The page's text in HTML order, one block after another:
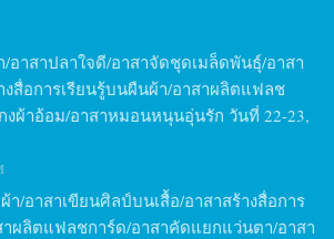
อาสาปลาใจดี/อาสาจัดชุดเมล็ดพันธุ์/อาสา
สื่อการเรียนรู้บนผืนผ้า/อาสาผลิตแฟลช
งผ้าอ้อม/อาสาหมอนหนุนอุ่นรัก วันที่ 22-23,
า/อาสาเขียนศิลป์บนเสื้อ/อาสาสร้างสื่อการ
าผลิตแฟลชการ์ด/อาสาคัดแยกแว่นตา/อาสา